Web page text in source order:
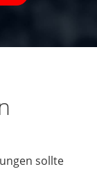
sollte